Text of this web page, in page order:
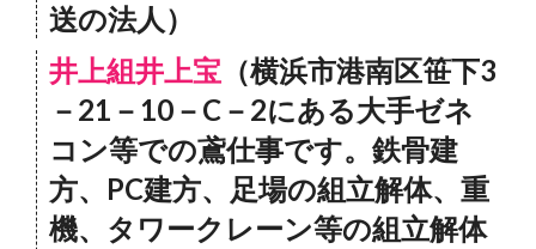
送の法人）
井上組井上宝 （横浜市港南区笹下3
－21－10－C－2にある大手ゼネ
コン等での鳶仕事です。鉄骨建
方、PC建方、足場の組立解体、重
機、タワークレーン等の組立解体